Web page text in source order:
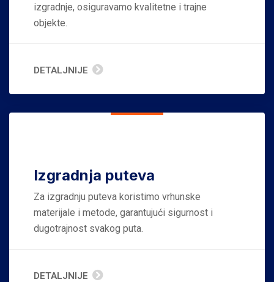
izgradnje, osiguravamo kvalitetne i trajne
objekte.
DETALJNIJE
Izgradnja puteva
Za izgradnju puteva koristimo vrhunske
materijale i metode, garantujući sigurnost i
dugotrajnost svakog puta.
DETALJNIJE